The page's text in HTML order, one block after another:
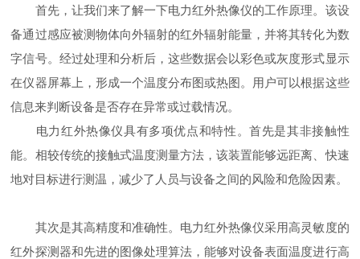
首先，让我们来了解一下电力红外热像仪的工作原理。该设
备通过感应被测物体向外辐射的红外辐射能量，并将其转化为数
字信号。经过处理和分析后，这些数据会以彩色或灰度形式显示
在仪器屏幕上，形成一个温度分布图或热图。用户可以根据这些
信息来判断设备是否存在异常或过载情况。
电力红外热像仪具有多项优点和特性。首先是其非接触性
能。相较传统的接触式温度测量方法，该装置能够远距离、快速
地对目标进行测温，减少了人员与设备之间的风险和危险因素。
其次是其高精度和准确性。电力红外热像仪采用高灵敏度的
红外探测器和先进的图像处理算法，能够对设备表面温度进行高